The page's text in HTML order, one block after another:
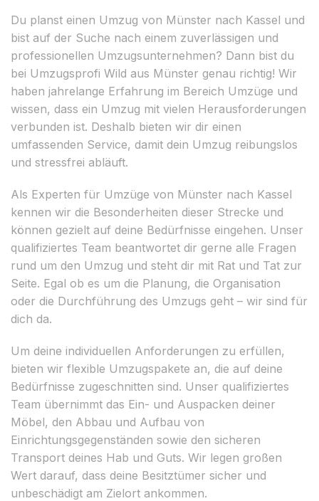
Du planst einen Umzug von Münster nach Kassel und
bist auf der Suche nach einem zuverlässigen und
professionellen Umzugsunternehmen? Dann bist du
bei Umzugsprofi Wild aus Münster genau richtig! Wir
haben jahrelange Erfahrung im Bereich Umzüge und
wissen, dass ein Umzug mit vielen Herausforderungen
verbunden ist. Deshalb bieten wir dir einen
umfassenden Service, damit dein Umzug reibungslos
und stressfrei abläuft.
Als Experten für Umzüge von Münster nach Kassel
kennen wir die Besonderheiten dieser Strecke und
können gezielt auf deine Bedürfnisse eingehen. Unser
qualifiziertes Team beantwortet dir gerne alle Fragen
rund um den Umzug und steht dir mit Rat und Tat zur
Seite. Egal ob es um die Planung, die Organisation
oder die Durchführung des Umzugs geht – wir sind für
dich da.
Um deine individuellen Anforderungen zu erfüllen,
bieten wir flexible Umzugspakete an, die auf deine
Bedürfnisse zugeschnitten sind. Unser qualifiziertes
Team übernimmt das Ein- und Auspacken deiner
Möbel, den Abbau und Aufbau von
Einrichtungsgegenständen sowie den sicheren
Transport deines Hab und Guts. Wir legen großen
Wert darauf, dass deine Besitztümer sicher und
unbeschädigt am Zielort ankommen.